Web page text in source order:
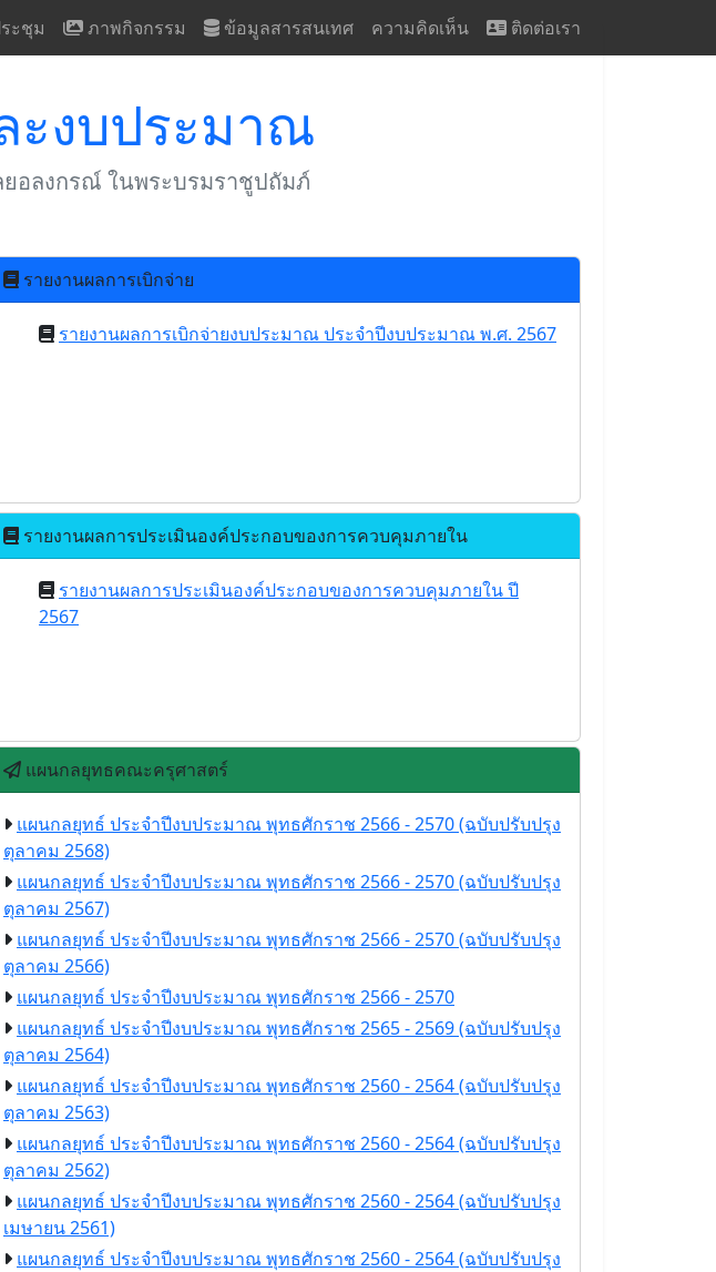
ะชุม ภาพกิจกรรม ข้อมูลสารสนเทศ ความคิดเห็น ติดต่อเรา
ะงบประมาณ
อลงกรณ์ ในพระบรมราชูปถัมภ์
รายงานผลการเบิกจ่าย
รายงานผลการเบิกจ่ายงบประมาณ ประจำปีงบประมาณ พ.ศ. 2567
รายงานผลการประเมินองค์ประกอบของการควบคุมภายใน
รายงานผลการประเมินองค์ประกอบของการควบคุมภายใน ปี
2567
แผนกลยุทธคณะครุศาสตร์
แผนกลยุทธ์ ประจำปีงบประมาณ พุทธศักราช 2566 - 2570 (ฉบับปรับปรุง
ตุลาคม 2568)
แผนกลยุทธ์ ประจำปีงบประมาณ พุทธศักราช 2566 - 2570 (ฉบับปรับปรุง
ตุลาคม 2567)
แผนกลยุทธ์ ประจำปีงบประมาณ พุทธศักราช 2566 - 2570 (ฉบับปรับปรุง
ตุลาคม 2566)
แผนกลยุทธ์ ประจำปีงบประมาณ พุทธศักราช 2566 - 2570
แผนกลยุทธ์ ประจำปีงบประมาณ พุทธศักราช 2565 - 2569 (ฉบับปรับปรุง
ตุลาคม 2564)
แผนกลยุทธ์ ประจำปีงบประมาณ พุทธศักราช 2560 - 2564 (ฉบับปรับปรุง
ตุลาคม 2563)
แผนกลยุทธ์ ประจำปีงบประมาณ พุทธศักราช 2560 - 2564 (ฉบับปรับปรุง
ตุลาคม 2562)
แผนกลยุทธ์ ประจำปีงบประมาณ พุทธศักราช 2560 - 2564 (ฉบับปรับปรุง
เมษายน 2561)
แผนกลยุทธ์ ประจำปีงบประมาณ พุทธศักราช 2560 - 2564 (ฉบับปรับปรุง